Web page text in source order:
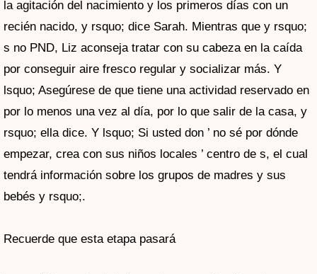
la agitación del nacimiento y los primeros días con un
recién nacido, y rsquo; dice Sarah. Mientras que y rsquo;
s no PND, Liz aconseja tratar con su cabeza en la caída
por conseguir aire fresco regular y socializar más. Y
lsquo; Asegúrese de que tiene una actividad reservado en
por lo menos una vez al día, por lo que salir de la casa, y
rsquo; ella dice. Y lsquo; Si usted don ’ no sé por dónde
empezar, crea con sus niños locales ’ centro de s, el cual
tendrá información sobre los grupos de madres y sus
bebés y rsquo;.
Recuerde que esta etapa pasará